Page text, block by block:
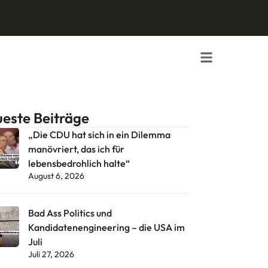
Beiträge
„Die CDU hat sich in ein Dilemma
manövriert, das ich für
lebensbedrohlich halte“
August 6, 2026
Bad Ass Politics und
Kandidatenengineering – die USA im
Juli
Juli 27, 2026